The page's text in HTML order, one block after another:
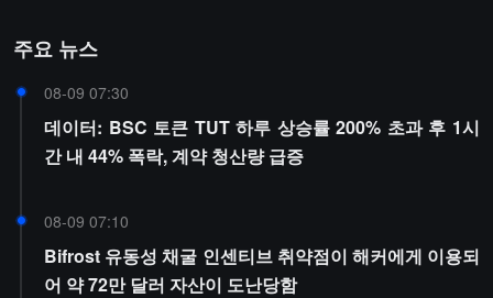
주요 뉴스
08-09 07:30
데이터: BSC 토큰 TUT 하루 상승률 200% 초과 후 1시
간 내 44% 폭락, 계약 청산량 급증
08-09 07:10
Bifrost 유동성 채굴 인센티브 취약점이 해커에게 이용되
어 약 72만 달러 자산이 도난당함